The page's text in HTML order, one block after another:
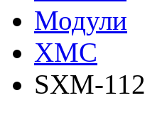
Модули
XMC
SXM-112